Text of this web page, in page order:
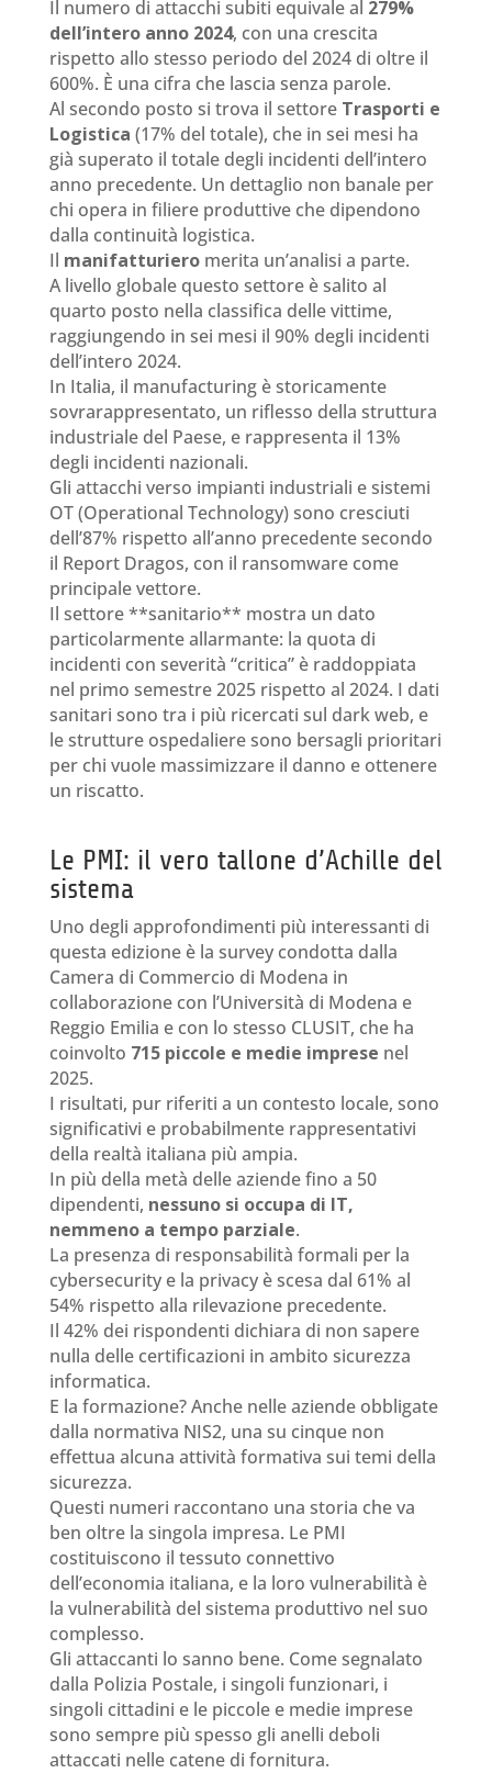
Il numero di attacchi subiti equivale al 279%
dell’intero anno 2024, con una crescita
rispetto allo stesso periodo del 2024 di oltre il
600%. È una cifra che lascia senza parole.
Al secondo posto si trova il settore Trasporti e
Logistica (17% del totale), che in sei mesi ha
già superato il totale degli incidenti dell’intero
anno precedente. Un dettaglio non banale per
chi opera in filiere produttive che dipendono
dalla continuità logistica.
Il manifatturieromerita un’analisi a parte.
A livello globale questo settore è salito al
quarto posto nella classifica delle vittime,
raggiungendo in sei mesi il 90% degli incidenti
dell’intero 2024.
In Italia, il manufacturing è storicamente
sovrarappresentato, un riflesso della struttura
industriale del Paese, e rappresenta il 13%
degli incidenti nazionali.
Gli attacchi verso impianti industriali e sistemi
OT (Operational Technology) sono cresciuti
dell’87% rispetto all’anno precedente secondo
il Report Dragos, con il ransomware come
principale vettore.
Il settore **sanitario** mostra un dato
particolarmente allarmante: la quota di
incidenti con severità “critica” è raddoppiata
nel primo semestre 2025 rispetto al 2024. I dati
sanitari sono tra i più ricercati sul dark web, e
le strutture ospedaliere sono bersagli prioritari
per chi vuole massimizzare il danno e ottenere
un riscatto.
Le PMI: il vero tallone d’Achille del
sistema
Uno degli approfondimenti più interessanti di
questa edizione è la survey condotta dalla
Camera di Commercio di Modena in
collaborazione con l’Università di Modena e
Reggio Emilia e con lo stesso CLUSIT, che ha
coinvolto 715 piccole e medie imprese nel
2025.
I risultati, pur riferiti a un contesto locale, sono
significativi e probabilmente rappresentativi
della realtà italiana più ampia.
In più della metà delle aziende fino a 50
dipendenti, nessuno si occupa di IT,
nemmeno a tempo parziale.
La presenza di responsabilità formali per la
cybersecurity e la privacy è scesa dal 61% al
54% rispetto alla rilevazione precedente.
Il 42% dei rispondenti dichiara di non sapere
nulla delle certificazioni in ambito sicurezza
informatica.
E la formazione? Anche nelle aziende obbligate
dalla normativa NIS2, una su cinque non
effettua alcuna attività formativa sui temi della
sicurezza.
Questi numeri raccontano una storia che va
ben oltre la singola impresa. Le PMI
costituiscono il tessuto connettivo
dell’economia italiana, e la loro vulnerabilità è
la vulnerabilità del sistema produttivo nel suo
complesso.
Gli attaccanti lo sanno bene. Come segnalato
dalla Polizia Postale, i singoli funzionari, i
singoli cittadini e le piccole e medie imprese
sono sempre più spesso gli anelli deboli
attaccati nelle catene di fornitura.